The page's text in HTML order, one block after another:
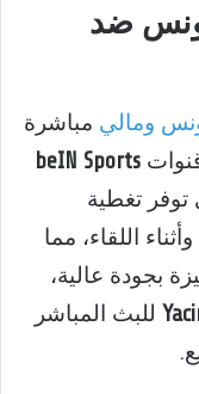
تونس ضد
ومالي مباشرة
beIN Sports
توفر تغطية
اللقاء، مما
بجودة عالية،
للبث المباشر